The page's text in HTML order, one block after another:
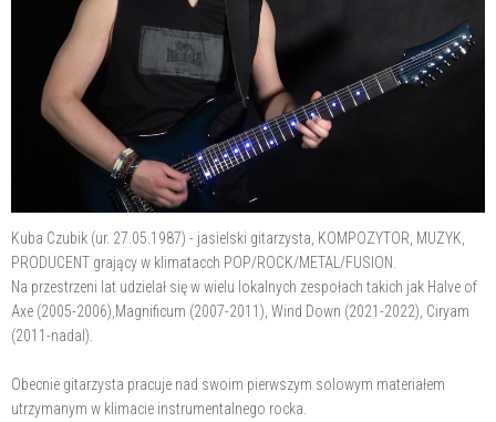
Kuba Czubik (ur. 27.05.1987) - jasielski gitarzysta, KOMPOZYTOR, MUZYK,
PRODUCENT grający w klimatacch POP/ROCK/METAL/FUSION.
Na przestrzeni lat udzielał się w wielu lokalnych zespołach takich jak Halve of
Axe (2005-2006),Magnificum (2007-2011), Wind Down (2021-2022), Ciryam
(2011-nadal).
Obecnie gitarzysta pracuje nad swoim pierwszym solowym materiałem
utrzymanym w klimacie instrumentalnego rocka.